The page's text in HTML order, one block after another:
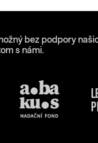
bez podpory
s námi.